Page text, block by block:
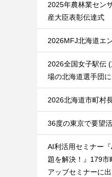
2025年農林業セン
産大臣表彰伝達式
2026MFJ北海道エ
2026全国女子駅伝
場の北海道選手団
2026北海道市町村
36度の東京で要望
AI利活用セミナー
題を解決！』179市
アッブセミナーに